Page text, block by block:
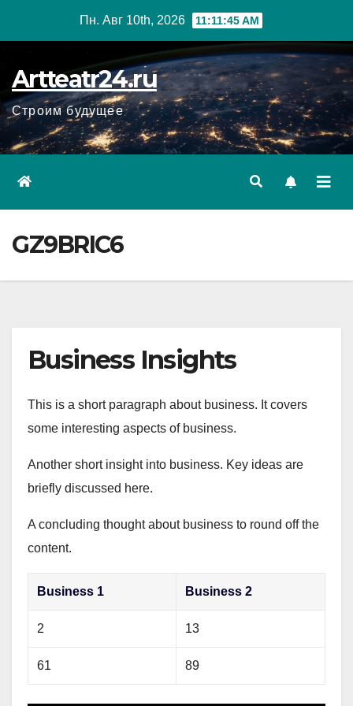
Пн. Авг 10th, 2026 11:11:47 AM
Artteatr24.ru
Строим будущее
GZ9BRIC6
Business Insights
This is a short paragraph about business. It covers
some interesting aspects of business.
Another short insight into business. Key ideas are
briefly discussed here.
A concluding thought about business to round off the
content.
Business 1 Business 2
2 13
61 89